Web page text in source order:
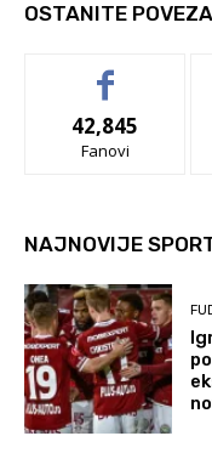
OSTANITE
42,845
Fanovi
NAJNOVIJE